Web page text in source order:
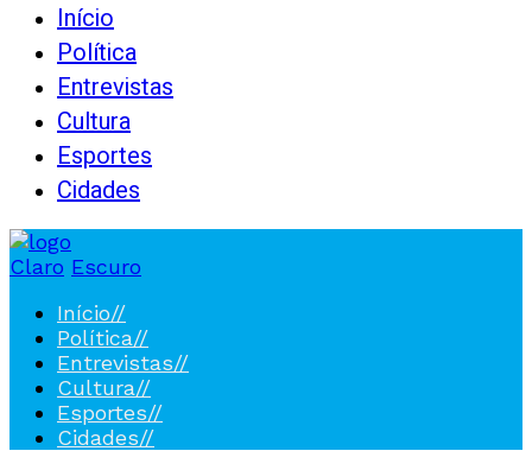
Início
Política
Entrevistas
Cultura
Esportes
Cidades
Claro Escuro
Início//
Política//
Entrevistas//
Cultura//
Esportes//
Cidades//